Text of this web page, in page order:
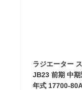
ラジエーター
JB23 前期 中
年式 17700-